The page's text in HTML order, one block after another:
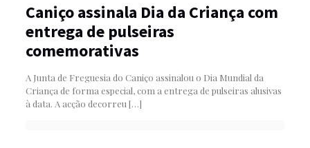
Caniço assinala Dia da Criança com
entrega de pulseiras
comemorativas
A Junta de Freguesia do Caniço assinalou o Dia Mundial da
Criança de forma especial, com a entrega de pulseiras alusivas
à data. A acção decorreu […]